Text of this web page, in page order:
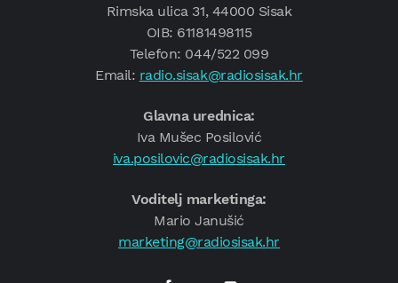
Rimska ulica 31, 44000 Sisak
OIB: 61181498115
Telefon: 044/522 099
Email: radio.sisak@radiosisak.hr
Glavna urednica:
Iva Mušec Posilović
iva.posilovic@radiosisak.hr
Voditelj marketinga:
Mario Janušić
marketing@radiosisak.hr